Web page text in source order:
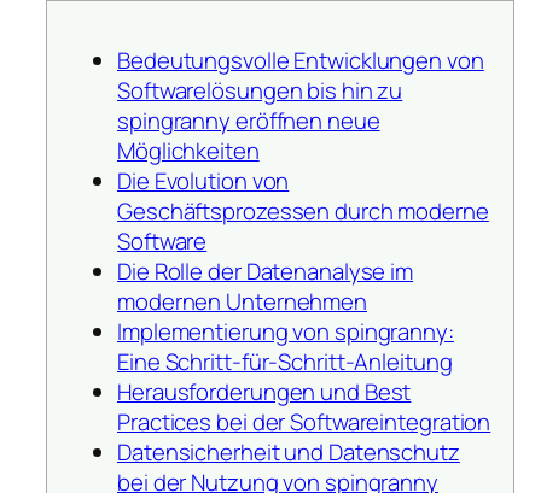
Bedeutungsvolle Entwicklungen von
Softwarelösungen bis hin zu
spingranny eröffnen neue
Möglichkeiten
Die Evolution von
Geschäftsprozessen durch moderne
Software
Die Rolle der Datenanalyse im
modernen Unternehmen
Implementierung von spingranny:
Eine Schritt-für-Schritt-Anleitung
Herausforderungen und Best
Practices bei der Softwareintegration
Datensicherheit und Datenschutz
bei der Nutzung von spingranny